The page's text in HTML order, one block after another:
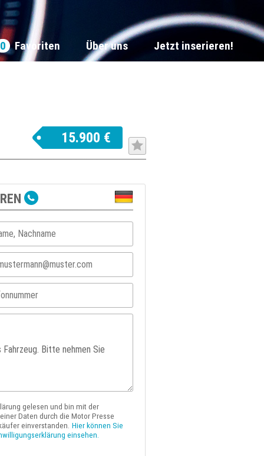
0 Favoriten Über uns Jetzt inserieren!
15.900 €
gelesen und bin mit der
Daten durch die Motor Presse
einverstanden. Hier können Sie
einsehen.